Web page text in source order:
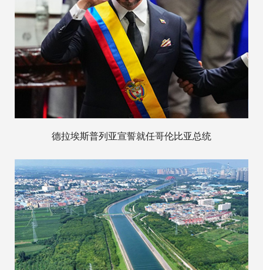
德拉埃斯普列亚宣誓就任哥伦比亚总统